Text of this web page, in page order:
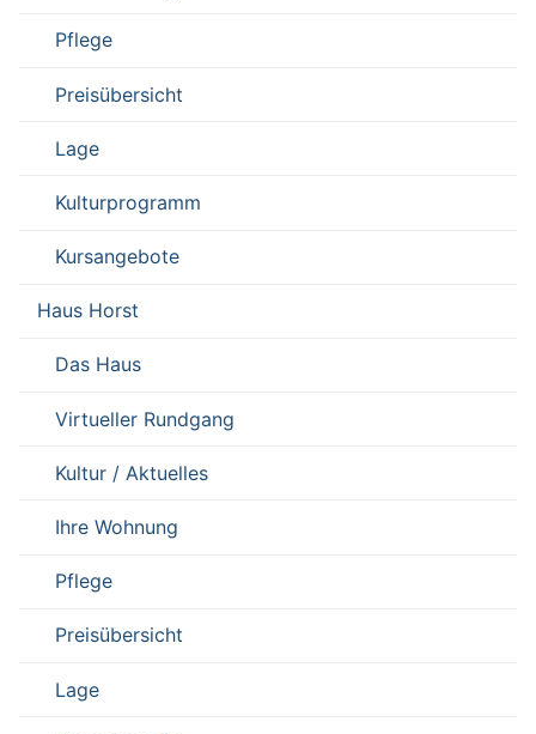
Pflege
Preisübersicht
Lage
Kulturprogramm
Kursangebote
Haus Horst
Das Haus
Virtueller Rundgang
Kultur / Aktuelles
Ihre Wohnung
Pflege
Preisübersicht
Lage